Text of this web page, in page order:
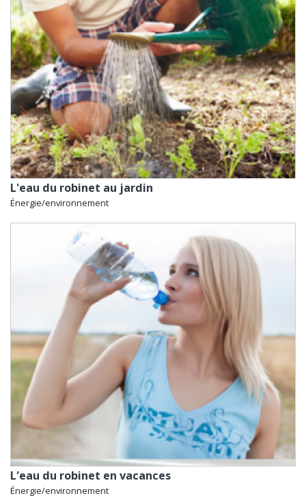
L'eau du robinet au jardin
Énergie/environnement
L'eau du robinet en vacances
Énergie/environnement